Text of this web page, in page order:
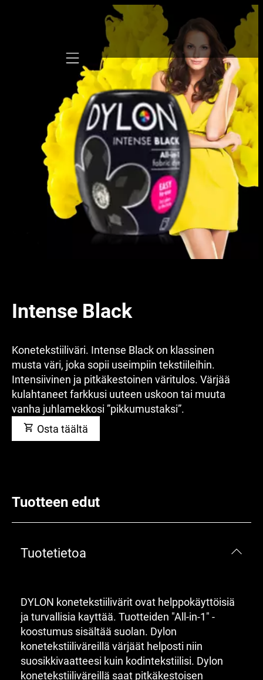
Mobile navigation
Intense Black
Konetekstiiliväri. Intense Black on klassinen
musta väri, joka sopii useimpiin tekstiileihin.
Intensiivinen ja pitkäkestoinen väritulos. Värjää
kulahtaneet farkkusi uuteen uskoon tai muuta
vanha juhlamekkosi ”pikkumustaksi”.
Osta täältä
Tuotteen edut
Tuotetietoa
DYLON konetekstiilivärit ovat helppokäyttöisiä
ja turvallisia kayttää. Tuotteiden "All-in-1" -
koostumus sisältää suolan. Dylon
konetekstiiliväreillä värjäät helposti niin
suosikkivaatteesi kuin kodintekstiilisi. Dylon
konetekstiiliväreillä saat pitkäkestoisen